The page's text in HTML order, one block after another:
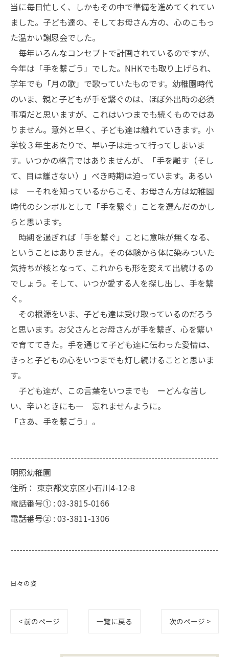
当に毎日忙しく、しかもその中で準備を進めてくれてい
ました。子ども達の、そしてお母さん方の、心のこもっ
た温かい謝恩会でした。
毎年いろんなコンセプトで計画されているのですが、
今年は「手を繋ごう」でした。NHKでも取り上げられ、
学年でも「月の歌」で歌っていたものです。幼稚園時代
のいま、親と子どもが手を繋ぐのは、ほぼ外出時の必須
事項だと思いますが、これはいつまでも続くものではあ
りません。意外と早く、子ども達は離れていきます。小
学校３年生あたりで、早い子は走って行ってしまいま
す。いつかの格言ではありませんが、「手を離す（そし
て、目は離さない）」べき時期は迫っています。あるい
は ーそれを知っているからこそ、お母さん方は幼稚園
時代のシンボルとして「手を繋ぐ」ことを選んだのかし
らと思います。
時期を過ぎれば「手を繋ぐ」ことに意味が無くなる、
ということはありません。その体験から体に染みついた
気持ちが核となって、これからも形を変えて出続けるの
でしょう。そして、いつか愛する人を探し出し、手を繋
ぐ。
その根源をいま、子ども達は受け取っているのだろう
と思います。お父さんとお母さんが手を繋ぎ、心を繋い
で育ててきた。手を通じて子ども達に伝わった愛情は、
きっと子どもの心をいつまでも灯し続けることと思いま
す。
子ども達が、この言葉をいつまでも ーどんな苦し
い、辛いときにもー 忘れませんように。
「さあ、手を繋ごう」。
--------------------------------------------------------------------
明照幼稚園
住所： 東京都文京区小石川4-12-8
電話番号① : 03-3815-0166
電話番号② : 03-3811-1306
--------------------------------------------------------------------
日々の姿
< 前のページ 一覧に戻る 次のページ >